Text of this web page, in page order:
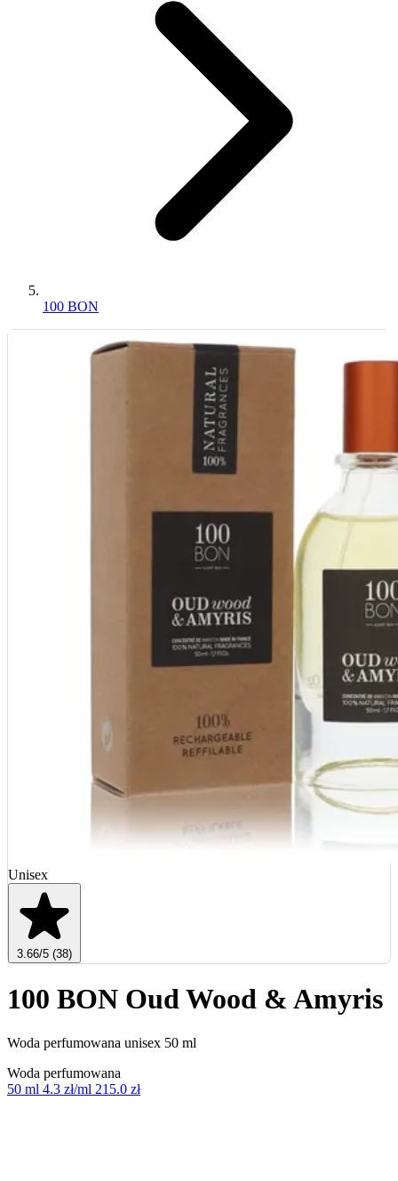
100 BON
Unisex
3.66/5 (38)
100 BON Oud Wood & Amyris
Woda perfumowana unisex 50 ml
Woda perfumowana
50 ml 4.3 zł/ml 215.0 zł